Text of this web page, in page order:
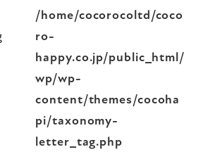
/home/cocorocoltd/coco
ro-
happy.co.jp/public_html/
wp/wp-
content/themes/cocoha
pi/taxonomy-
letter_tag.php